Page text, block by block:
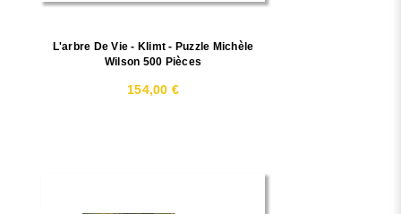
L'arbre De Vie - Klimt - Puzzle Michèle
Wilson 500 Pièces
154,00 €